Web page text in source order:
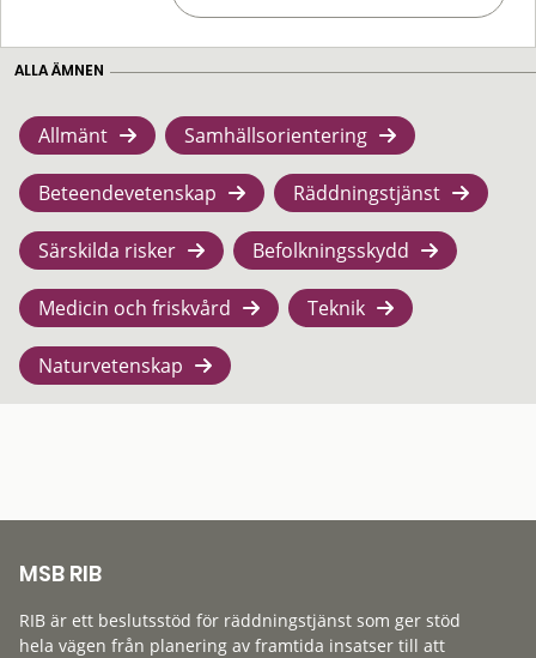
ALLA ÄMNEN
Allmänt Samhällsorientering
Beteendevetenskap Räddningstjänst
Särskilda risker Befolkningsskydd
Medicin och friskvård Teknik
Naturvetenskap
MSB RIB
RIB är ett beslutsstöd för räddningstjänst som ger stöd
hela vägen från planering av framtida insatser till att